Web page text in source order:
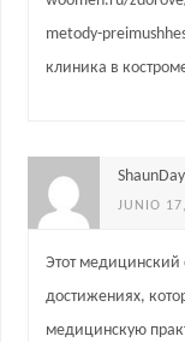
metody-
клиника в
JUNIO
Этот медицинский
достижениях,
медицинскую